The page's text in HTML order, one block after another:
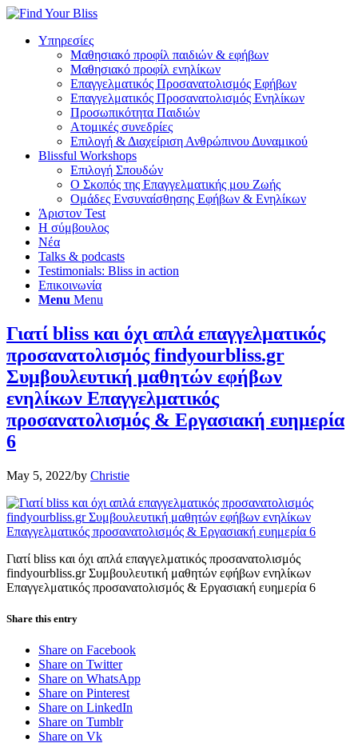
Υπηρεσίες
Μαθησιακό προφίλ παιδιών & εφήβων
Μαθησιακό προφίλ ενηλίκων
Επαγγελματικός Προσανατολισμός Εφήβων
Επαγγελματικός Προσανατολισμός Ενηλίκων
Προσωπικότητα Παιδιών
Ατομικές συνεδρίες
Επιλογή & Διαχείριση Ανθρώπινου Δυναμικού
Blissful Workshops
Επιλογή Σπουδών
Ο Σκοπός της Επαγγελματικής μου Ζωής
Ομάδες Ενσυναίσθησης Εφήβων & Ενηλίκων
Άριστον Test
Η σύμβουλος
Νέα
Talks & podcasts
Testimonials: Bliss in action
Επικοινωνία
Menu Menu
Γιατί bliss και όχι απλά επαγγελματικός
προσανατολισμός findyourbliss.gr
Συμβουλευτική μαθητών εφήβων
ενηλίκων Επαγγελματικός
προσανατολισμός & Εργασιακή ευημερία
6
May 5, 2022/by Christie
Γιατί bliss και όχι απλά επαγγελματικός προσανατολισμός
findyourbliss.gr Συμβουλευτική μαθητών εφήβων ενηλίκων
Επαγγελματικός προσανατολισμός & Εργασιακή ευημερία 6
Share this entry
Share on Facebook
Share on Twitter
Share on WhatsApp
Share on Pinterest
Share on LinkedIn
Share on Tumblr
Share on Vk